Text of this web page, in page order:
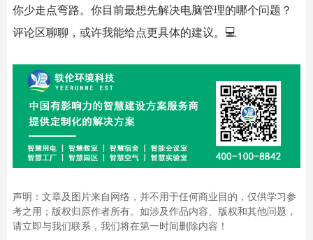
你少走点弯路。你目前最想先解决电脑管理的哪个问题？
评论区聊聊，或许我能给点更具体的建议。💻
声明：文章及图片来自网络，并不用于任何商业目的，仅供学习参
考之用；版权归原作者所有。如涉及作品内容、版权和其他问题，
请立即与我们联系，我们将在第一时间删除内容！